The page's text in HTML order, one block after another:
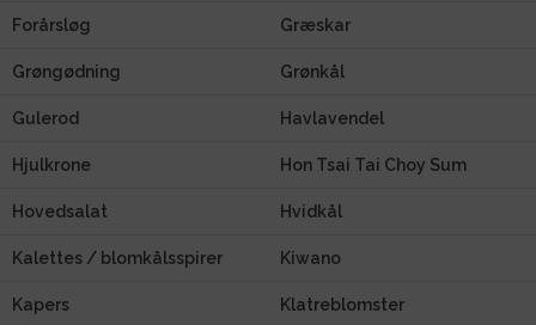
Forårsløg Græskar
Grøngødning Grønkål
Gulerod Havlavendel
Hjulkrone Hon Tsai Tai Choy Sum
Hovedsalat Hvidkål
Kalettes / blomkålsspirer Kiwano
Kapers Klatreblomster